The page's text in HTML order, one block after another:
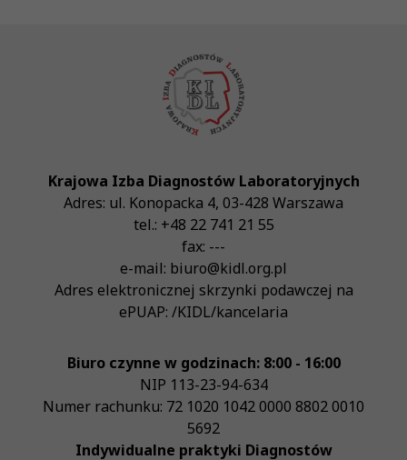
Krajowa Izba Diagnostów Laboratoryjnych
Adres: ul. Konopacka 4, 03-428 Warszawa
tel.: +48 22 741 21 55
fax: ---
e-mail: biuro@kidl.org.pl
Adres elektronicznej skrzynki podawczej na
ePUAP: /KIDL/kancelaria
Biuro czynne w godzinach: 8:00 - 16:00
NIP 113-23-94-634
Numer rachunku: 72 1020 1042 0000 8802 0010
5692
Indywidualne praktyki Diagnostów